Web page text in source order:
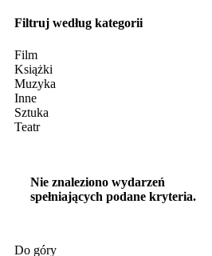
Filtruj według kategorii
Film
Książki
Muzyka
Inne
Sztuka
Teatr
Nie znaleziono wydarzeń
spełniających podane kryteria.
Do góry